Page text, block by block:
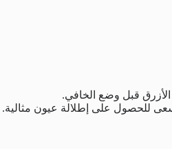
الأزرق قبل وضع الخافي.
للحصول على إطلالة عيون مثالية.